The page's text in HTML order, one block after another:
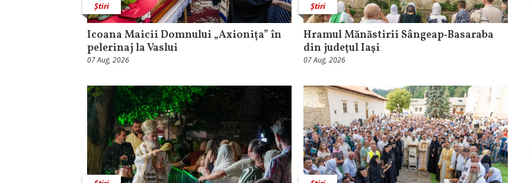
Știri
Icoana Maicii Domnului „Axionița” în
pelerinaj la Vaslui
07 Aug, 2026
Știri
Hramul Mănăstirii Sângeap‑Basaraba
din judeţul Iaşi
07 Aug, 2026